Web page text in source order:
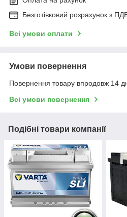
Безготівковий розрахунок з
Всі умови оплати
Умови повернення
Повернення товару впродовж 14
Всі умови повернення
Подібні товари компанії